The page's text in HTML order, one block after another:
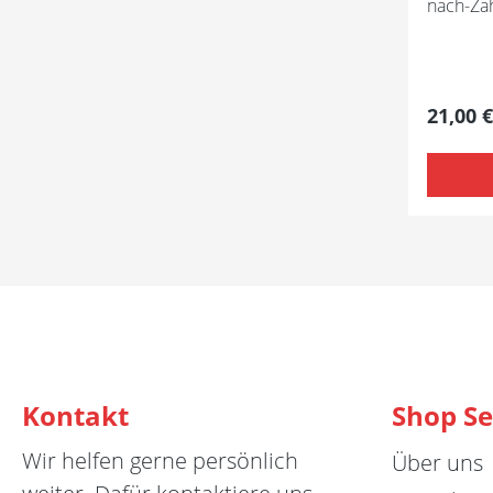
nach-
2-1/2
und
21,00 €
Kontakt
Wir helfen gerne persönlich
Shop
Über uns